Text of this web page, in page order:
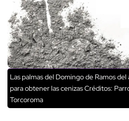
Las palmas del Domingo de Ramos
para obtener las cenizasCréditos:
Torcoroma